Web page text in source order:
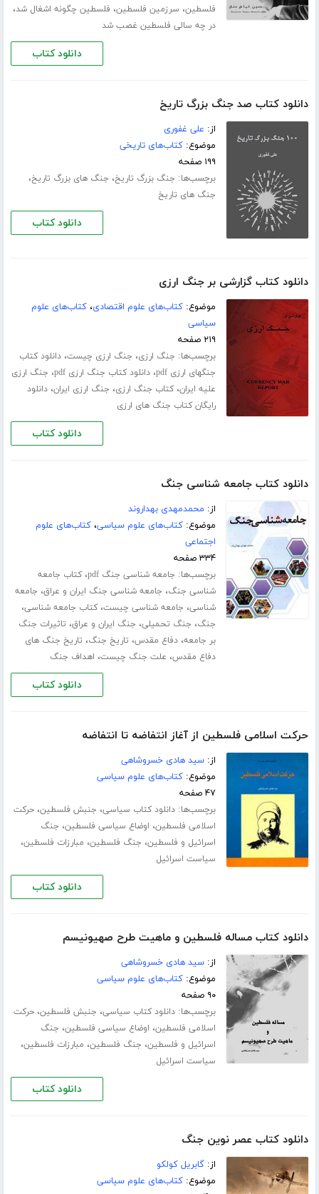
فلسطین، سرزمین فلسطین، فلسطین چگونه اشغال شد،
در چه سالی فلسطین غصب شد
دانلود کتاب
دانلود کتاب صد جنگ بزرگ تاریخ
از: علی غفوری
موضوع:کتاب‌های تاریخی
۱۹۹ صفحه
برچسب‌ها: جنگ بزرگ تاریخ، جنگ های بزرگ تاریخ،
جنگ های تاریخ
دانلود کتاب
دانلود کتاب گزارشی بر جنگ ارزی
موضوع:کتاب‌های علوم اقتصادی،کتاب‌های علوم
سیاسی
۲۱۹ صفحه
برچسب‌ها: جنگ ارزی، جنگ ارزی چیست،دانلود کتاب
جنگهای ارزی pdf
،دانلود کتاب جنگ ارزی pdf ، جنگ ارزی
علیه ایران،کتاب جنگ ارزی، جنگ ارزی ایران،دانلود
رایگان کتاب جنگ های ارزی
دانلود کتاب
دانلود کتاب جامعه شناسی جنگ
از: محمدمهدی بهداروند
موضوع:کتاب‌های علوم سیاسی،کتاب‌های علوم
اجتماعی
۳۳۴ صفحه
برچسب‌ها: جامعه شناسی جنگ pdf ،کتاب جامعه
شناسی جنگ، جامعه شناسی جنگ ایران و عراق، جامعه
شناسی، جامعه شناسی چیست،کتاب جامعه شناسی،
جنگ، جنگ تحمیلی، جنگ ایران و عراق، تاثیرات جنگ
بر جامعه،دفاع مقدس، تاریخ جنگ، تاریخ جنگ های
دفاع مقدس، علت جنگ چیست، اهداف جنگ
دانلود کتاب
حرکت اسلامی فلسطین از آغاز انتفاضه تا انتفاضه
از:سید هادی خسروشاهی
موضوع:کتاب‌های علوم سیاسی
۴۷ صفحه
برچسب‌ها:دانلود کتاب سیاسی، جنبش فلسطین،حرکت
اسلامی فلسطین، اوضاع سیاسی فلسطین، جنگ
اسرائیل و فلسطین، جنگ فلسطین، مبارزات فلسطین،
سیاست اسرائیل
دانلود کتاب
دانلود کتاب مساله فلسطین و ماهیت طرح صهیونیسم
از:سید هادی خسروشاهی
موضوع:کتاب‌های علوم سیاسی
۹۰ صفحه
برچسب‌ها:دانلود کتاب سیاسی، جنبش فلسطین،حرکت
اسلامی فلسطین، اوضاع سیاسی فلسطین، جنگ
اسرائیل و فلسطین، جنگ فلسطین، مبارزات فلسطین،
سیاست اسرائیل
دانلود کتاب
دانلود کتاب عصر نوین جنگ
از:گابریل کولکو
موضوع:کتاب‌های علوم سیاسی